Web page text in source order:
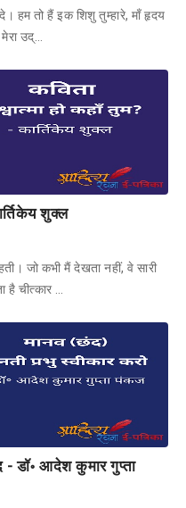
हम तो हैं इक शिशु तुम्हारे, माँ हृदय
उद्…
शुक्ल
जो कभी मैं देखता नहीं, वे सारी
चीत्कार …
- डॉ॰ आदेश कुमार गुप्ता